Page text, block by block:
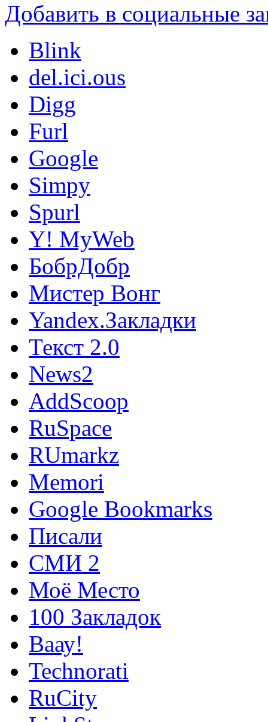
Добавить в социальные
Blink
del.ici.ous
Digg
Furl
Google
Simpy
Spurl
Y! MyWeb
БобрДобр
Мистер Вонг
Yandex.Закладки
Текст 2.0
News2
AddScoop
RuSpace
RUmarkz
Memori
Google Bookmarks
Писали
СМИ 2
Моё Место
100 Закладок
Ваау!
Technorati
RuCity